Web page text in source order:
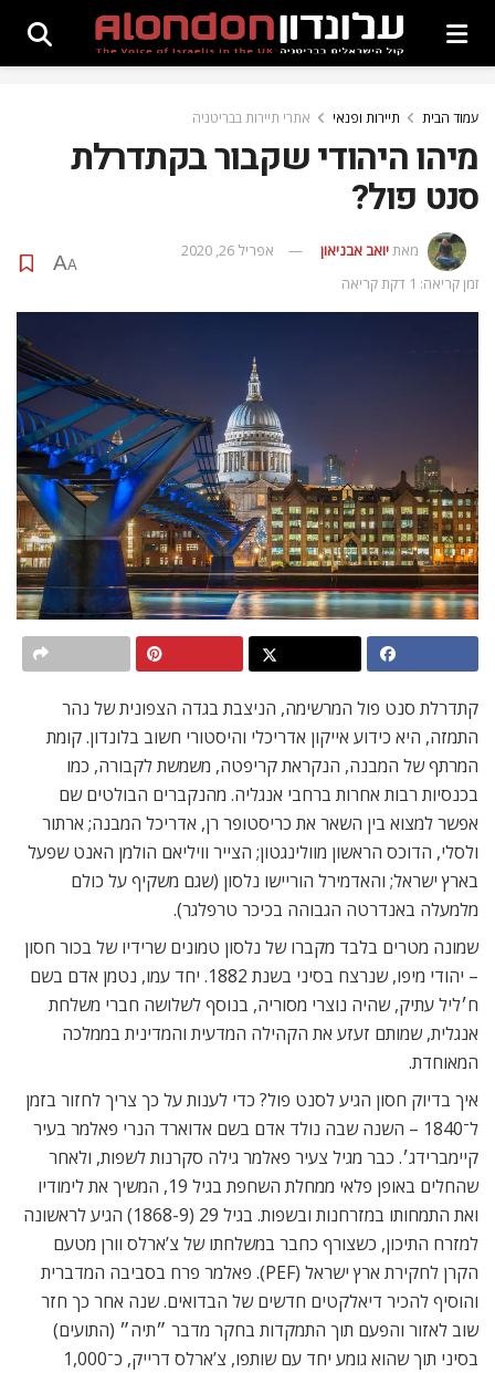
עמוד הבית תיירות ופנאי אתרי תיירות בבריטניה
מיהו היהודי שקבור בקתדרלת
סנט פול?
מאתיואב אבניאון
אפריל 26, 2020
זמן קריאה: 1 דקת קריאה
A
A
קתדרלת סנט פול המרשימה, הניצבת בגדה הצפונית של נהר
התמזה, היא כידוע אייקון אדריכלי והיסטורי חשוב בלונדון. קומת
המרתף של המבנה, הנקראת קריפטה, משמשת לקבורה, כמו
בכנסיות רבות אחרות ברחבי אנגליה. מהנקברים הבולטים שם
אפשר למצוא בין השאר את כריסטופר רן, אדריכל המבנה; ארתור
ולסלי, הדוכס הראשון מוולינגטון; הצייר וויליאם הולמן האנט שפעל
בארץ ישראל; והאדמירל הוריישו נלסון (שגם משקיף על כולם
מלמעלה באנדרטה הגבוהה בכיכר טרפלגר).
שמונה מטרים בלבד מקברו של נלסון טמונים שרידיו של בכור חסון
– יהודי מיפו, שנרצח בסיני בשנת 1882. יחד עמו, נטמן אדם בשם
ח׳ליל עתיק, שהיה נוצרי מסוריה, בנוסף לשלושה חברי משלחת
אנגלית, שמותם זעזע את הקהילה המדעית והמדינית בממלכה
המאוחדת.
איך בדיוק חסון הגיע לסנט פול? כדי לענות על כך צריך לחזור בזמן
ל־1840 – השנה שבה נולד אדם בשם אדוארד הנרי פאלמר בעיר
קיימברידג׳. כבר מגיל צעיר פאלמר גילה סקרנות לשפות, ולאחר
שהחלים באופן פלאי ממחלת השחפת בגיל 19, המשיך את לימודיו
ואת התמחותו במזרחנות ובשפות. בגיל 29 (1868-9) הגיע לראשונה
למזרח התיכון, כשצורף כחבר במשלחתו של צ’ארלס וורן מטעם
הקרן לחקירת ארץ ישראל (PEF). פאלמר פרח בסביבה המדברית
והוסיף להכיר דיאלקטים חדשים של הבדואים. שנה אחר כך חזר
שוב לאזור והפעם תוך התמקדות בחקר מדבר ״תיה״ (התועים)
בסיני תוך שהוא גומע יחד עם שותפו, צ’ארלס דרייק, כ־1,000